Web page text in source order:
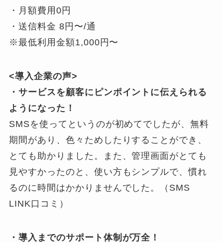
・月額費用0円
・送信料金 8円〜/通
※最低利用金額1,000円〜
<導入企業の声>
・サービスを顧客にピンポイントに伝えられる
ようになった！
SMSを使ってというのが初めてでしたが、無料
期間があり、色々ためしたりすることができ、
とても助かりました。また、管理画面がとても
見やすかったのと、使い方もシンプルで、慣れ
るのに時間はかかりませんでした。（SMS
LINK口コミ）
・導入までのサポート体制が万全！